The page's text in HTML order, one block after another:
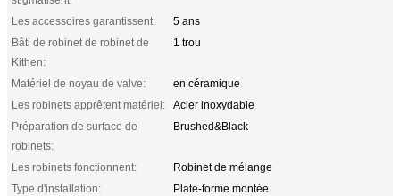
Les accessoires garantissent:
5 ans
Bâti de robinet de robinet de
Kithen:
1 trou
Matériel de noyau de valve:
en céramique
Les robinets apprêtent matériel:
Acier inoxydable
Préparation de surface de
robinets:
Brushed&Black
Les robinets fonctionnent:
Robinet de mélange
Type d'installation:
Plate-forme montée